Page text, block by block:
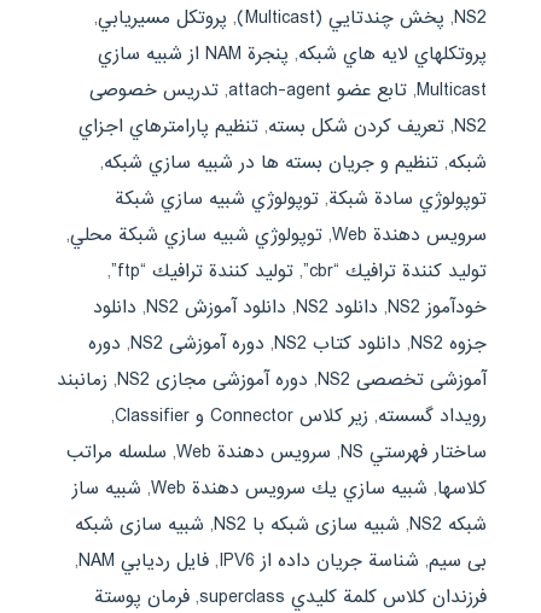
NS2
, پخش چندتايي (Multicast) , پروتكل مسيريابي,
پروتكل‏هاي لايه‏ هاي شبكه,
پنجرة NAM از شبيه سازي
Multicast
, تابع عضو attach-agent , تدریس خصوصی
NS2
, تعريف كردن شكل بسته, تنظيم پارامترهاي اجزاي
شبكه, تنظيم و جريان بسته‏ ها در شبيه سازي شبكه,
توپولوژي سادة شبكة, توپولوژي شبيه سازي شبكة
سرويس دهندة Web
, توپولوژي شبيه سازي شبكة محلي,
توليد كنندة ترافيك “cbr”
, توليد كنندة ترافيك “ftp”
,
خودآموز NS2
, دانلود NS2 , دانلود آموزش NS2 , دانلود
جزوه NS2
, دانلود کتاب NS2 , دوره آموزشی NS2 , دوره
آموزشی تخصصی NS2
, دوره آموزشی مجازی NS2 , زمانبند
رويداد گسسته, زير كلاس Connector و Classifier
,
ساختار فهرستي NS
, سرويس دهندة Web , سلسله مراتب
كلاسها, شبيه سازي يك سرويس دهندة Web , شبیه ساز
شبکه NS2
, شبیه سازی شبکه با NS2 , شبیه سازی شبکه
بی سیم, شناسة جريان داده از IPV6 , فايل رديابي NAM
,
فرزندان كلاس كلمة كليدي superclass
, فرمان پوستة